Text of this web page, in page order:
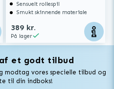
Sensuelt rollespil
Smukt skinnende materiale
389 kr.
På lager
et godt tilbud
modtag vores specielle tilbud og
til din indboks!